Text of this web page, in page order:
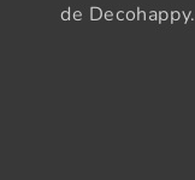
de Decohappy.